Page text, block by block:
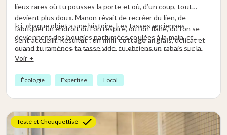
lieux rares où tu pousses la porte et où, d’un coup, tout
devient plus doux. Manon rêvait de recréer du lien, de
fabriquer un endroit où l’on respire, où l’on flâne, où l’on se
sent accueilli. Résultat : unmini cottage anglais, délicat et
chaleureux, rempli de trésors upcyclés, chinés ou façonnés
par une vingtaine d’artisanes et artisans locaux avec qui elle
collabore.
Ici, chaque objet a une histoire. Les tasses anciennes
deviennent des bougies parfumées coulées à la main, et
quand tu ramènes ta tasse vide, tu obtiens un rabais sur la
suivante. Les créations sont toutes uniques, poétiques,
pensée, une attention. Que tu cherches un joli cadeau, une
tout simplement.
Voir +
Écologie Expertise Local
Testé et Chouquettisé